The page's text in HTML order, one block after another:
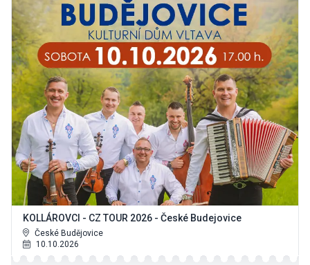
KOLLÁROVCI - CZ TOUR 2026 - České Budejovice
České Budějovice
10.10.2026